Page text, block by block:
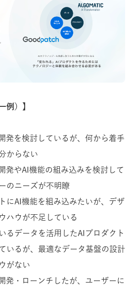
例）】
発を検討しているが、何から着手
からない
発やAI機能の組み込みを検討して
のニーズが不明瞭
にAI機能を組み込みたいが、デザ
ハウが不足している
るデータを活用したAIプロダクト
いるが、最適なデータ基盤の設計
がない
発・ローンチしたが、ユーザーに